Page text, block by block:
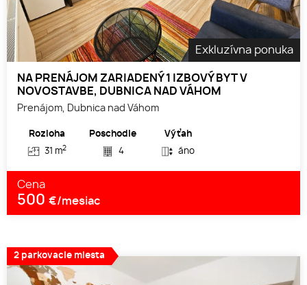
Exkluzívna ponuka
NA PRENÁJOM ZARIADENÝ 1 IZBOVÝ BYT V
NOVOSTAVBE, DUBNICA NAD VÁHOM
Prenájom, Dubnica nad Váhom
Rozloha
31 m2
Poschodie
4
Výťah
áno
Cena
500 €/mesiac
2 parkovacie miesta